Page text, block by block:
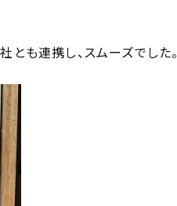
も連携し、スムーズでした。